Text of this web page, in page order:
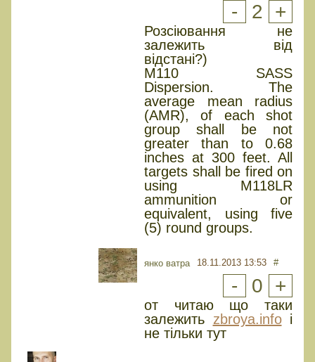
- 2 +
Розсіювання не
залежить від
відстані?)
M110 SASS
Dispersion. The
average mean radius
(AMR), of each shot
group shall be not
greater than to 0.68
inches at 300 feet. All
targets shall be fired on
using M118LR
ammunition or
equivalent, using five
(5) round groups.
янко ватра 18.11.2013 13:53 #
- 0 +
от читаю що таки
залежить zbroya.infoі
не тільки тут